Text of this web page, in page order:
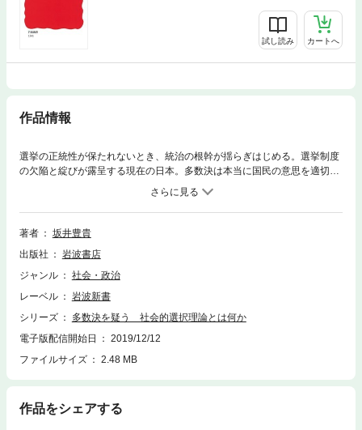
試し読み カートへ
作品情報
選挙の正統性が保たれないとき、統治の根幹が揺らぎはじめる。選挙制度
の欠陥と綻びが露呈する現在の日本。多数決は本当に国民の意思を適切に
反映しているのか？ 本書では社会的選択理論の視点から、人びとの意思
をよりよく集約できる選び方について考える。多数決に代わるルールは、
果たしてあるのだろうか。
著者
坂井豊貴
出版社
岩波書店
ジャンル
社会・政治
レーベル
岩波新書
シリーズ
多数決を疑う 社会的選択理論とは何か
電子版配信開始日
2019/12/12
ファイルサイズ
2.48 MB
作品をシェアする